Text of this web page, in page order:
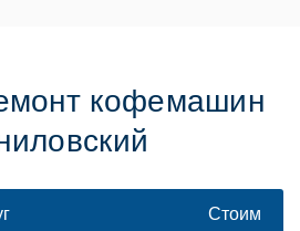
кофемашин
Стоим